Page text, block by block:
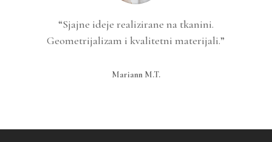
“Sjajne ideje realizirane na tkanini.
Geometrijalizam i kvalitetni materijali.”
Mariann M.T.